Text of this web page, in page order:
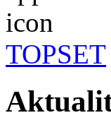
TOPSET